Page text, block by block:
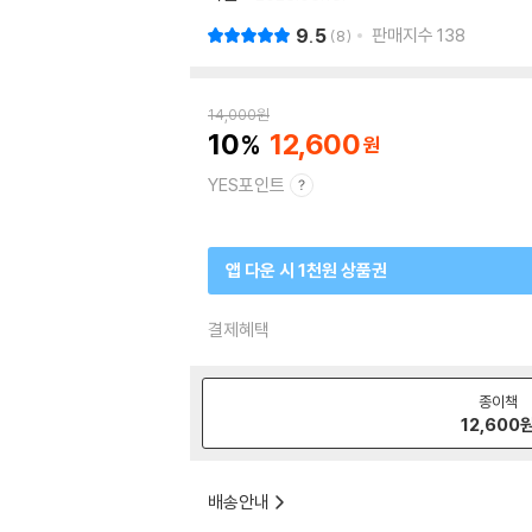
9.5 8 판매지수 138
14,000원
10 12,600
YES포인트
앱 다운 시 1천원 상품권
결제혜택
종이책
12,600
배송안내